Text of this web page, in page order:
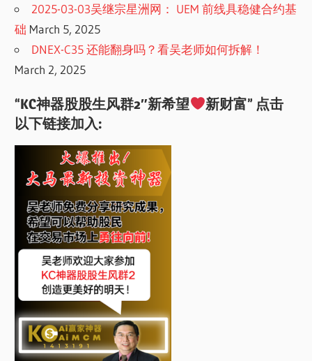
2025-03-03吴继宗星洲网： UEM 前线具稳健合约基
础 March 5, 2025
DNEX-C35 还能翻身吗？看吴老师如何拆解！
March 2, 2025
“KC神器股股生风群2″新希望
新财富” 点击
以下链接加入: